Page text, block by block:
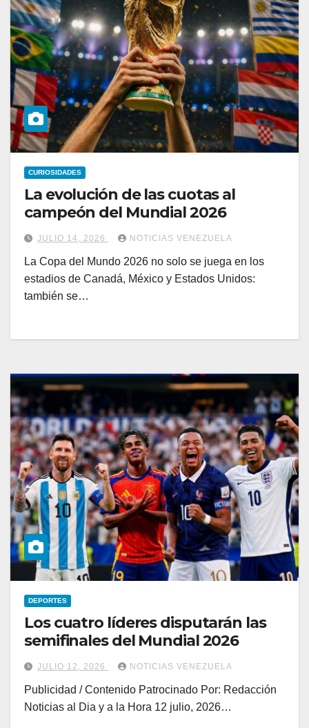
CURIOSIDADES
La evolución de las cuotas al
campeón del Mundial 2026
JULIO 14, 2026 NOTICIAS VENEZUELA
La Copa del Mundo 2026 no solo se juega en los
estadios de Canadá, México y Estados Unidos:
también se…
DEPORTES
Los cuatro líderes disputarán las
semifinales del Mundial 2026
JULIO 12, 2026 NOTICIAS VENEZUELA
Publicidad / Contenido Patrocinado Por: Redacción
Noticias al Dia y a la Hora 12 julio, 2026…